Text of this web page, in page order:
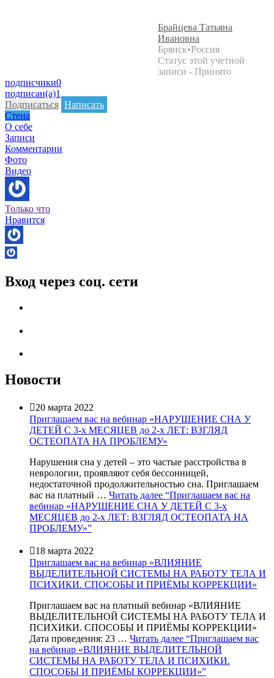
Брайцева Татьяна
Ивановна
Брянск•Россия
Статус этой учетной
записи - Принято
подписчики0
подписан(а)1
Подписаться Написать
Стена
О себе
Записи
Комментарии
Фото
Видео
Только что
Нравится
Вход через соц. сети
Новости
20 марта 2022
Приглашаем вас на вебинар «НАРУШЕНИЕ СНА У
ДЕТЕЙ С 3-х МЕСЯЦЕВ до 2-х ЛЕТ: ВЗГЛЯД
ОСТЕОПАТА НА ПРОБЛЕМУ»
Нарушения сна у детей – это частые расстройства в
неврологии, проявляют себя бессонницей,
недостаточной продолжительностью сна. Приглашаем
вас на платный … Читать далее “Приглашаем вас на
вебинар «НАРУШЕНИЕ СНА У ДЕТЕЙ С 3-х
МЕСЯЦЕВ до 2-х ЛЕТ: ВЗГЛЯД ОСТЕОПАТА НА
ПРОБЛЕМУ»”
18 марта 2022
Приглашаем вас на вебинар «ВЛИЯНИЕ
ВЫДЕЛИТЕЛЬНОЙ СИСТЕМЫ НА РАБОТУ ТЕЛА И
ПСИХИКИ. СПОСОБЫ И ПРИЁМЫ КОРРЕКЦИИ»
Приглашаем вас на платный вебинар «ВЛИЯНИЕ
ВЫДЕЛИТЕЛЬНОЙ СИСТЕМЫ НА РАБОТУ ТЕЛА И
ПСИХИКИ. СПОСОБЫ И ПРИЁМЫ КОРРЕКЦИИ»
Дата проведения: 23 … Читать далее “Приглашаем вас
на вебинар «ВЛИЯНИЕ ВЫДЕЛИТЕЛЬНОЙ
СИСТЕМЫ НА РАБОТУ ТЕЛА И ПСИХИКИ.
СПОСОБЫ И ПРИЁМЫ КОРРЕКЦИИ»”